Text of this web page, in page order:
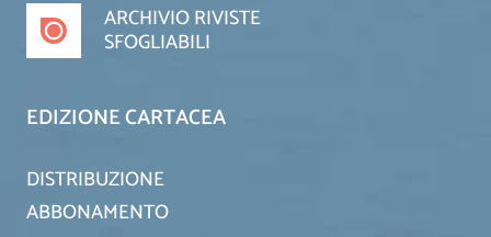
ARCHIVIO RIVISTE
SFOGLIABILI
EDIZIONE CARTACEA
DISTRIBUZIONE
ABBONAMENTO